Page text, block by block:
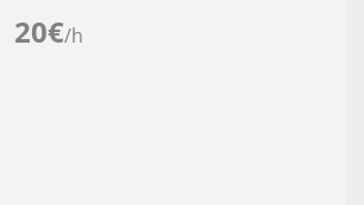
20€/h